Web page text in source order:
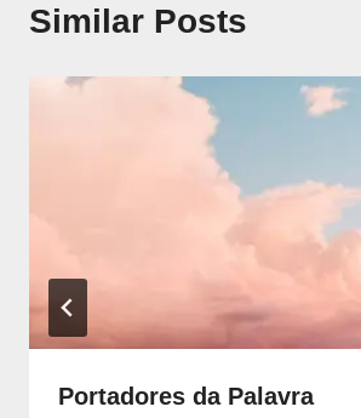
Similar Posts
Portadores da Palavra